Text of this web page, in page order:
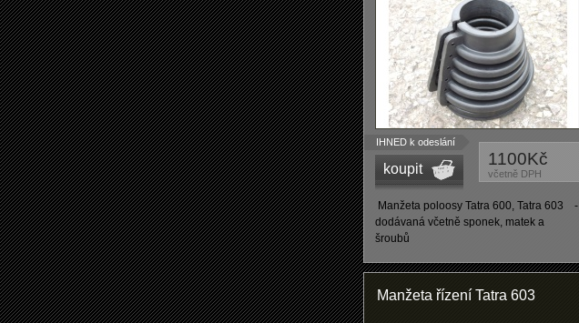
1100Kč
včetně DPH
IHNED k odeslání
koupit
Manžeta poloosy Tatra 600, Tatra 603 -
dodávaná včetně sponek, matek a
šroubů
Manžeta řízení Tatra 603